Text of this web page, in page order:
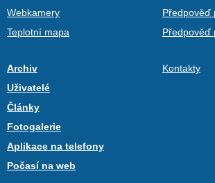
Webkamery
Teplotní mapa
Předpověď
Předpověď
Archiv
Uživatelé
Články
Fotogalerie
Aplikace na telefony
Počasí na web
Kontakty